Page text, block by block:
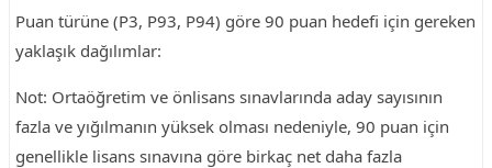
Puan türüne (P3, P93, P94) göre 90 puan hedefi için gereken
yaklaşık dağılımlar:
Not: Ortaöğretim ve önlisans sınavlarında aday sayısının
fazla ve yığılmanın yüksek olması nedeniyle, 90 puan için
genellikle lisans sınavına göre birkaç net daha fazla